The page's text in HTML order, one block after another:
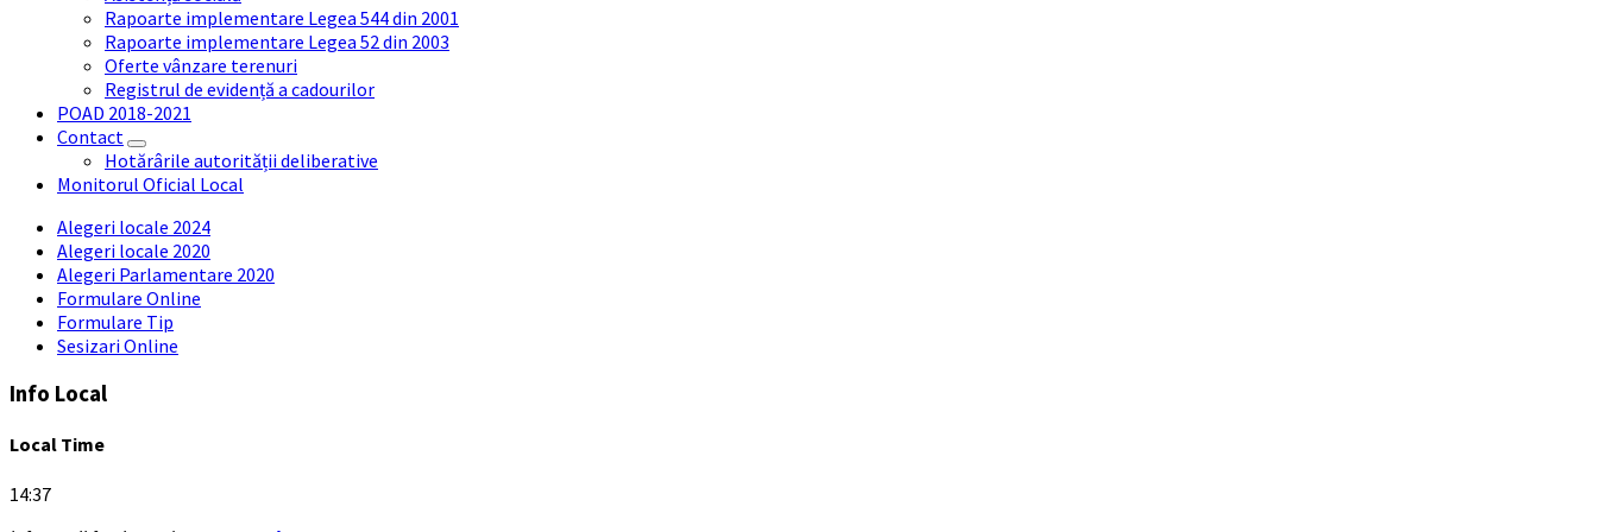
Rapoarte implementare Legea 544 din 2001
Rapoarte implementare Legea 52 din 2003
Oferte vânzare terenuri
Registrul de evidență a cadourilor
POAD 2018-2021
Contact
Hotărârile autorității deliberative
Monitorul Oficial Local
Alegeri locale 2024
Alegeri locale 2020
Alegeri Parlamentare 2020
Formulare Online
Formulare Tip
Sesizari Online
Info Local
Local Time
14:37